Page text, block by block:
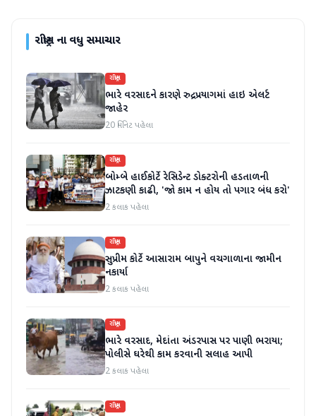
રાષ્ટ્રીયના વધુ સમાચાર
રાષ્ટ્રીય
ભારે વરસાદને કારણે રુદ્રપ્રયાગમાં હાઇ એલર્ટ
જાહેર
20 મિનિટ પહેલા
રાષ્ટ્રીય
બોમ્બે હાઈકોર્ટે રેસિડેન્ટ ડોક્ટરોની હડતાળની
ઝાટકણી કાઢી, 'જો કામ ન હોય તો પગાર બંધ કરો'
2 કલાક પહેલા
રાષ્ટ્રીય
સુપ્રીમ કોર્ટે આસારામ બાપુને વચગાળાના જામીન
નકાર્યા
2 કલાક પહેલા
રાષ્ટ્રીય
ભારે વરસાદ, મેદાંતા અંડરપાસ પર પાણી ભરાયા;
પોલીસે ઘરેથી કામ કરવાની સલાહ આપી
2 કલાક પહેલા
રાષ્ટ્રીય